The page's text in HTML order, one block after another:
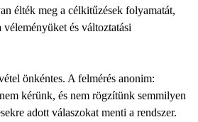
élték meg a célkitűzések folyamatát,
és változtatási
önkéntes. A felmérés anonim:
kérünk, és nem rögzítünk semmilyen
adott válaszokat menti a rendszer.